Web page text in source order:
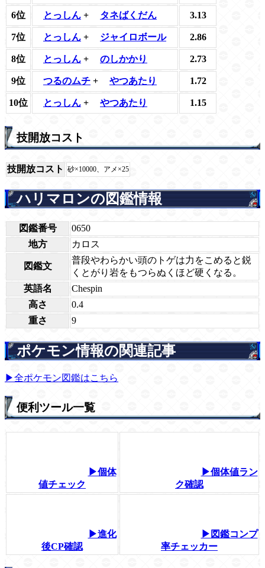
6位 とっしん + タネばくだん 3.13
7位 とっしん + ジャイロボール 2.86
8位 とっしん + のしかかり 2.73
9位 つるのムチ + やつあたり 1.72
10位 とっしん + やつあたり 1.15
技開放コスト
技開放コスト 砂×10000、アメ×25
ハリマロンの図鑑情報
図鑑番号
0650
地方
カロス
図鑑文
普段やわらかい頭のトゲは力をこめると鋭
くとがり岩をもつらぬくほど硬くなる。
英語名
Chespin
高さ
0.4
重さ
9
ポケモン情報の関連記事
▶全ポケモン図鑑はこちら
便利ツール一覧
▶個体
値チェック
▶個体値ラン
ク確認
▶進化
後CP確認
▶図鑑コンプ
率チェッカー